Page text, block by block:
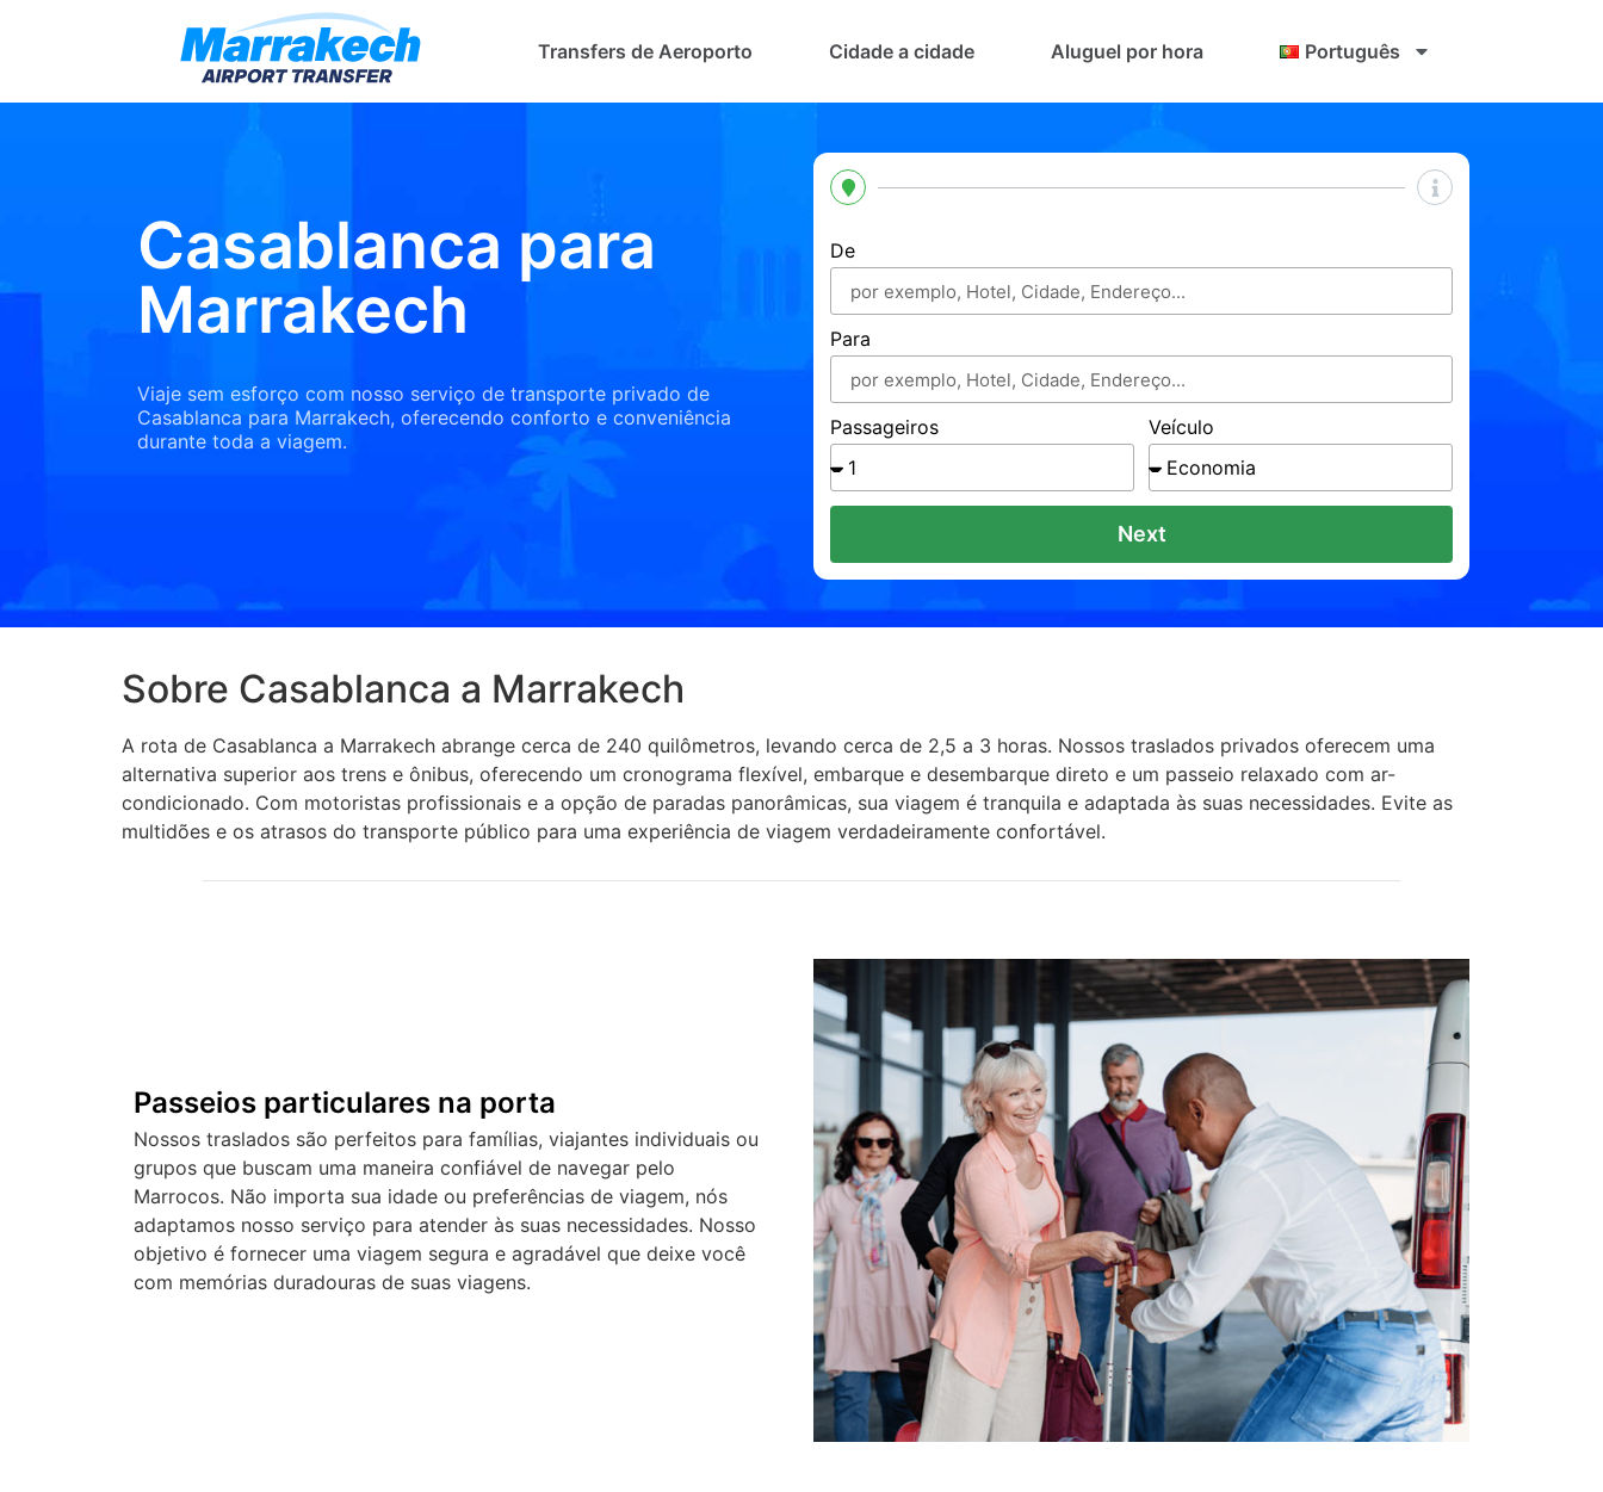
Transfers de Aeroporto Cidade a cidade Aluguel por hora Português
Casablanca para
Marrakech
Viaje sem esforço com nosso serviço de transporte privado de
Casablanca para Marrakech, oferecendo conforto e conveniência
durante toda a viagem.
De
Para
Passageiros Veículo
Next
Sobre Casablanca a Marrakech
A rota de Casablanca a Marrakech abrange cerca de 240 quilômetros, levando cerca de 2,5 a 3 horas. Nossos traslados privados oferecem uma
alternativa superior aos trens e ônibus, oferecendo um cronograma flexível, embarque e desembarque direto e um passeio relaxado com ar-
condicionado. Com motoristas profissionais e a opção de paradas panorâmicas, sua viagem é tranquila e adaptada às suas necessidades. Evite as
multidões e os atrasos do transporte público para uma experiência de viagem verdadeiramente confortável.
Passeios particulares na porta
Nossos traslados são perfeitos para famílias, viajantes individuais ou
grupos que buscam uma maneira confiável de navegar pelo
Marrocos. Não importa sua idade ou preferências de viagem, nós
adaptamos nosso serviço para atender às suas necessidades. Nosso
objetivo é fornecer uma viagem segura e agradável que deixe você
com memórias duradouras de suas viagens.